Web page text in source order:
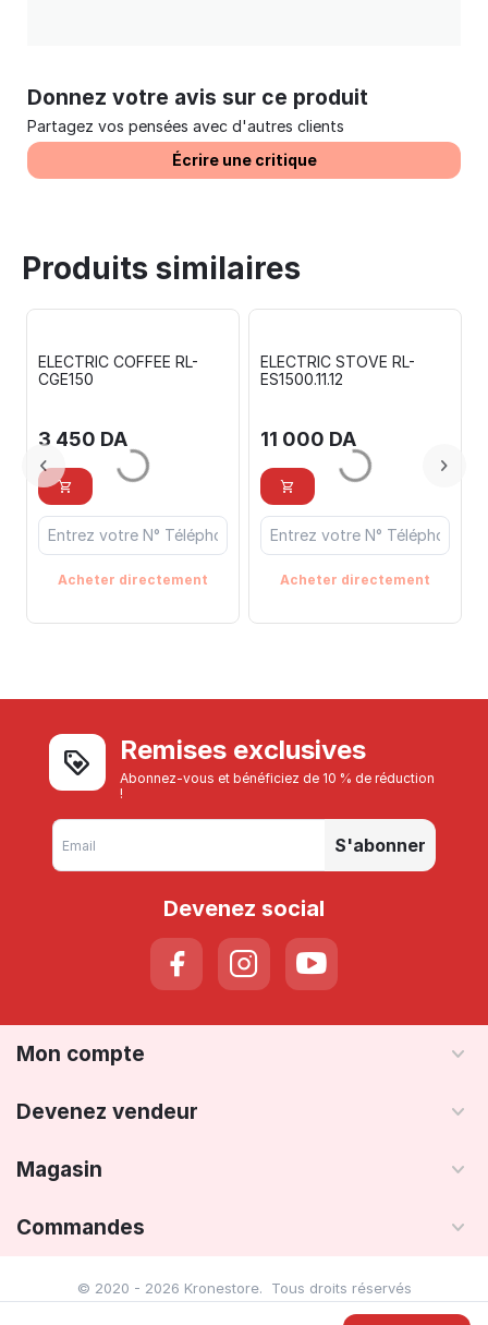
Donnez votre avis sur ce produit
Partagez vos pensées avec d'autres clients
Écrire une critique
Produits similaires
ELECTRIC COFFEE RL-
CGE150
3 450 DA
Acheter directement
ELECTRIC STOVE RL-
ES1500.11.12
11 000 DA
Acheter directement
Remises exclusives
Abonnez-vous et bénéficiez de 10 % de réduction
!
S'abonner
Devenez social
Mon compte
Devenez vendeur
Magasin
Commandes
© 2020 - 2026 Kronestore. Tous droits réservés